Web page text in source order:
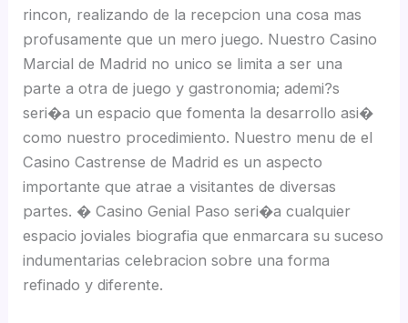
rincon, realizando de la recepcion una cosa mas
profusamente que un mero juego. Nuestro Casino
Marcial de Madrid no unico se limita a ser una
parte a otra de juego y gastronomia; ademi?s
seri�a un espacio que fomenta la desarrollo asi�
como nuestro procedimiento. Nuestro menu de el
Casino Castrense de Madrid es un aspecto
importante que atrae a visitantes de diversas
partes. � Casino Genial Paso seri�a cualquier
espacio joviales biografia que enmarcara su suceso
indumentarias celebracion sobre una forma
refinado y diferente.